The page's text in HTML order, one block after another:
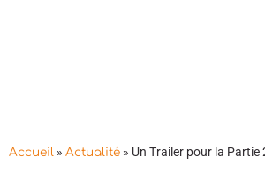
Accueil » Actualité » Un Trailer pour la Partie